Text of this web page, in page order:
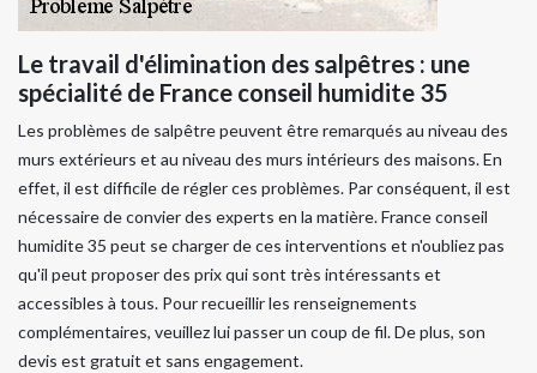
Le travail d'élimination des salpêtres : une
spécialité de France conseil humidite 35
Les problèmes de salpêtre peuvent être remarqués au niveau des
murs extérieurs et au niveau des murs intérieurs des maisons. En
effet, il est difficile de régler ces problèmes. Par conséquent, il est
nécessaire de convier des experts en la matière. France conseil
humidite 35 peut se charger de ces interventions et n'oubliez pas
qu'il peut proposer des prix qui sont très intéressants et
accessibles à tous. Pour recueillir les renseignements
complémentaires, veuillez lui passer un coup de fil. De plus, son
devis est gratuit et sans engagement.